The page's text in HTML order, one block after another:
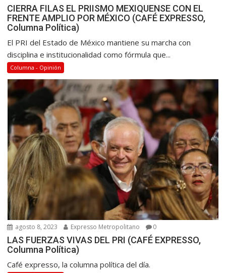
CIERRA FILAS EL PRIISMO MEXIQUENSE CON EL
FRENTE AMPLIO POR MÉXICO (CAFÉ EXPRESSO,
Columna Política)
El PRI del Estado de México mantiene su marcha con
disciplina e institucionalidad como fórmula que...
Columna - Opinión
agosto 8, 2023 Expresso Metropolitano 0
LAS FUERZAS VIVAS DEL PRI (CAFÉ EXPRESSO,
Columna Política)
Café expresso, la columna política del día.